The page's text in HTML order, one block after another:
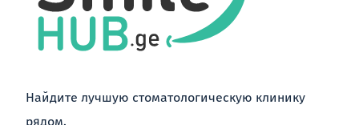
Найдите лучшую стоматологическую клинику
рядом.